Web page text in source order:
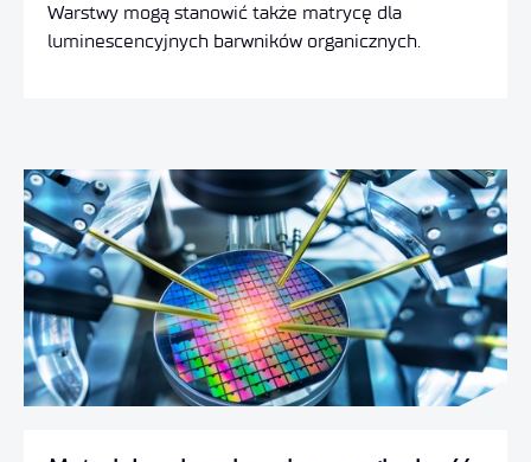
Warstwy mogą stanowić także matrycę dla
luminescencyjnych barwników organicznych.